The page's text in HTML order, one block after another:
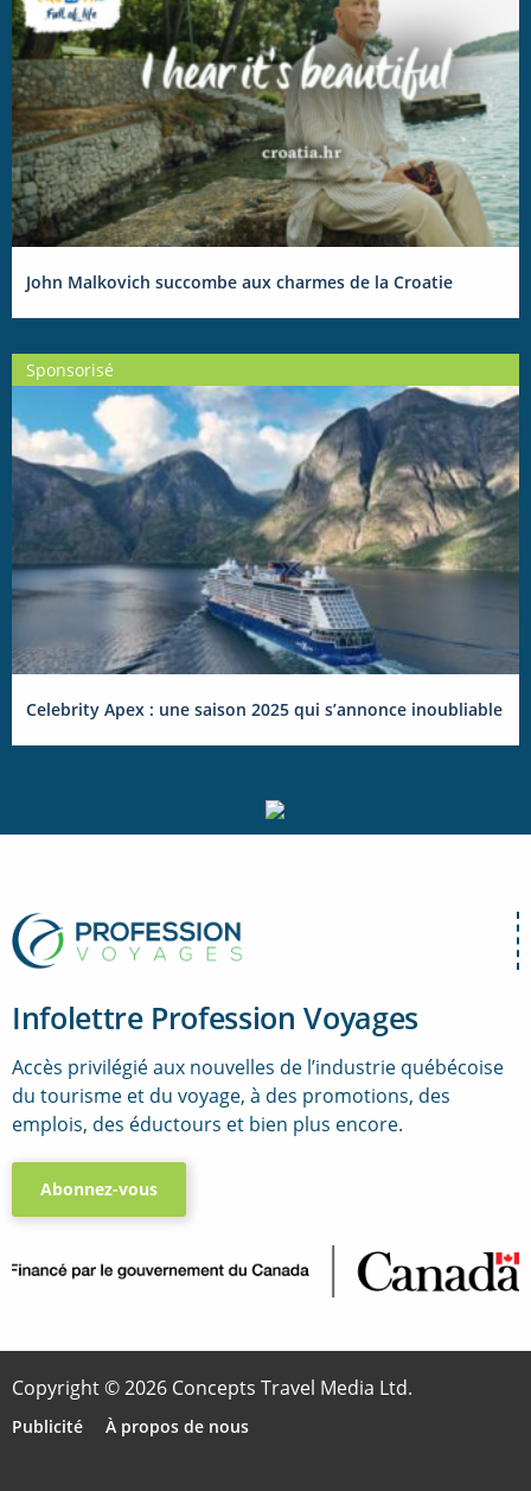
John Malkovich succombe aux charmes de la Croatie
Sponsorisé
Celebrity Apex : une saison 2025 qui s’annonce inoubliable
Infolettre Profession Voyages
Accès privilégié aux nouvelles de l’industrie québécoise
du tourisme et du voyage, à des promotions, des
emplois, des éductours et bien plus encore.
Abonnez-vous
Copyright © 2026 Concepts Travel Media Ltd.
Publicité À propos de nous